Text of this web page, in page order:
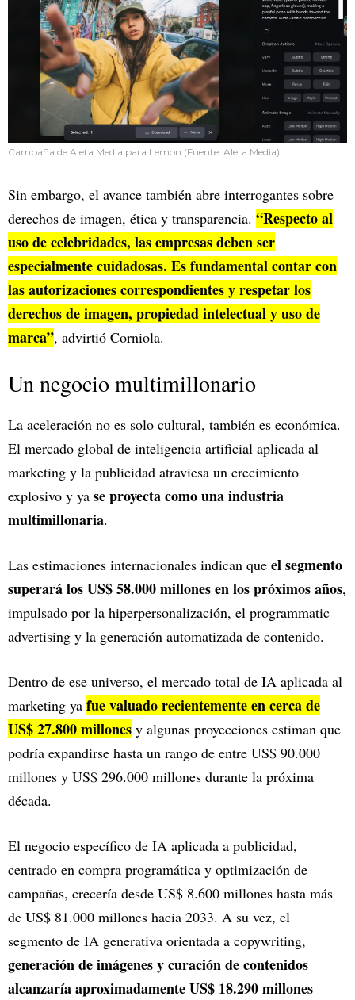
Campaña de Aleta Media para Lemon (Fuente: Aleta Media)
Sin embargo, el avance también abre interrogantes sobre
derechos de imagen, ética y transparencia. “Respecto al
uso de celebridades, las empresas deben ser
especialmente cuidadosas. Es fundamental contar con
las autorizaciones correspondientes y respetar los
derechos de imagen, propiedad intelectual y uso de
marca”, advirtió Corniola.
Un negocio multimillonario
La aceleración no es solo cultural, también es económica.
El mercado global de inteligencia artificial aplicada al
marketing y la publicidad atraviesa un crecimiento
explosivo y ya se proyecta como una industria
multimillonaria.
Las estimaciones internacionales indican que el segmento
superará los US$ 58.000 millones en los próximos años,
impulsado por la hiperpersonalización, el programmatic
advertising y la generación automatizada de contenido.
Dentro de ese universo, el mercado total de IA aplicada al
marketing ya fue valuado recientemente en cerca de
US$ 27.800 millones y algunas proyecciones estiman que
podría expandirse hasta un rango de entre US$ 90.000
millones y US$ 296.000 millones durante la próxima
década.
El negocio específico de IA aplicada a publicidad,
centrado en compra programática y optimización de
campañas, crecería desde US$ 8.600 millones hasta más
de US$ 81.000 millones hacia 2033. A su vez, el
segmento de IA generativa orientada a copywriting,
generación de imágenes y curación de contenidos
alcanzaría aproximadamente US$ 18.290 millones